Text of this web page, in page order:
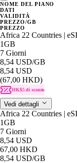
NOME DEL PIANO
DATI
VALIDITÀ
PREZZO/GB
PREZZO
Africa 22 Countries |
1GB
7 Giorni
8,54 USD/GB
8,54 USD
(67,00 HKD)
HK$5 di sconto
Vedi dettagli
Africa 22 Countries |
1GB
7 Giorni
8,54 USD
67,00 HKD
8,54 USD/GB